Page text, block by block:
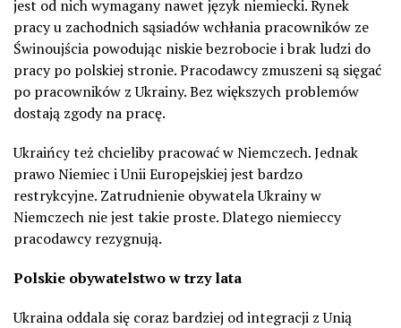
jest od nich wymagany nawet język niemiecki. Rynek
pracy u zachodnich sąsiadów wchłania pracowników ze
Świnoujścia powodując niskie bezrobocie i brak ludzi do
pracy po polskiej stronie. Pracodawcy zmuszeni są sięgać
po pracowników z Ukrainy. Bez większych problemów
dostają zgody na pracę.
Ukraińcy też chcieliby pracować w Niemczech. Jednak
prawo Niemiec i Unii Europejskiej jest bardzo
restrykcyjne. Zatrudnienie obywatela Ukrainy w
Niemczech nie jest takie proste. Dlatego niemieccy
pracodawcy rezygnują.
Polskie obywatelstwo w trzy lata
Ukraina oddala się coraz bardziej od integracji z Unią